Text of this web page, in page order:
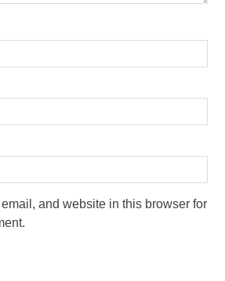
and website in this browser for